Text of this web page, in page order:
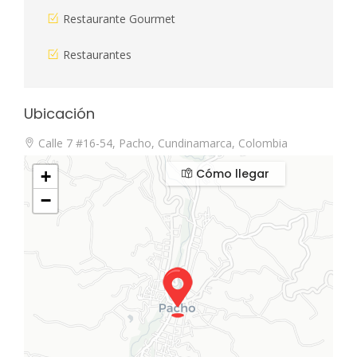
Restaurante Gourmet
Restaurantes
Ubicación
Calle 7 #16-54, Pacho, Cundinamarca, Colombia
+
−
Cómo llegar